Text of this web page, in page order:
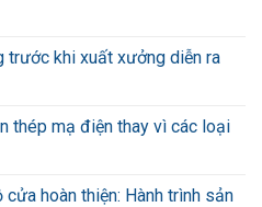
trước khi xuất xưởng diễn ra
thép mạ điện thay vì các loại
hoàn thiện: Hành trình sản